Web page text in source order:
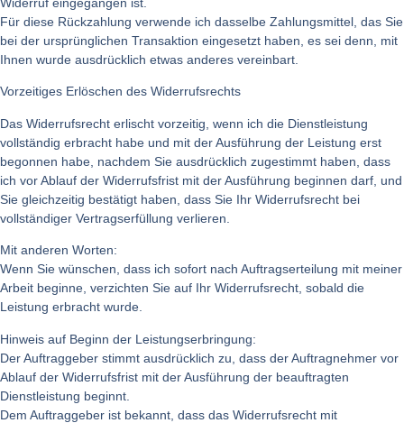
Für diese Rückzahlung verwende ich dasselbe Zahlungsmittel, das Sie
bei der ursprünglichen Transaktion eingesetzt haben, es sei denn, mit
Ihnen wurde ausdrücklich etwas anderes vereinbart.
Vorzeitiges Erlöschen des Widerrufsrechts
Das Widerrufsrecht erlischt vorzeitig, wenn ich die Dienstleistung
vollständig erbracht habe und mit der Ausführung der Leistung erst
begonnen habe, nachdem Sie ausdrücklich zugestimmt haben , dass
ich vor Ablauf der Widerrufsfrist mit der Ausführung beginnen darf, und
Sie gleichzeitig bestätigt haben , dass Sie Ihr Widerrufsrecht bei
vollständiger Vertragserfüllung verlieren.
Mit anderen Worten:
Wenn Sie wünschen, dass ich sofort nach Auftragserteilung mit meiner
Arbeit beginne , verzichten Sie auf Ihr Widerrufsrecht, sobald die
Leistung erbracht wurde.
Hinweis auf Beginn der Leistungserbringung:
Der Auftraggeber stimmt ausdrücklich zu, dass der Auftragnehmer vor
Ablauf der Widerrufsfrist mit der Ausführung der beauftragten
Dienstleistung beginnt.
Dem Auftraggeber ist bekannt, dass das Widerrufsrecht mit